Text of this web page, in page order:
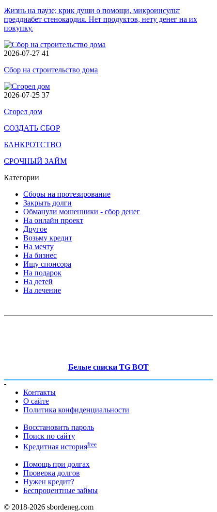
Жизнь на паузе; крик души о помощи, микроинсульт
преддиабет стенокардия. Нет продуктов, нету денег на их
покупку.
2026-07-27 41
Сбор на строительство дома
2026-07-25 37
Сгорел дом
СОЗДАТЬ СБОР
БАНКРОТСТВО
СРОЧНЫЙ ЗАЙМ
Категории
Сборы на протезирование
Закрыть долги
Обманули мошенники - сбор денег
На онлайн проект
Другое
Возьму кредит
На мечту
На бизнес
Ищу спонсора
На подарок
На детей
На лечение
Белые списки TG BOT
-
Контакты
О сайте
Политика конфиденциальности
Восстановить пароль
Поиск по сайту
Кредитная историяfree
Помощь при долгах
Проверка долгов
Нужен кредит?
Беспроцентные займы
© 2018-2026 sbordeneg.com